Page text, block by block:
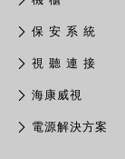
保 安 系 統
視 聽 連 接
​海康威視
電源解決方案